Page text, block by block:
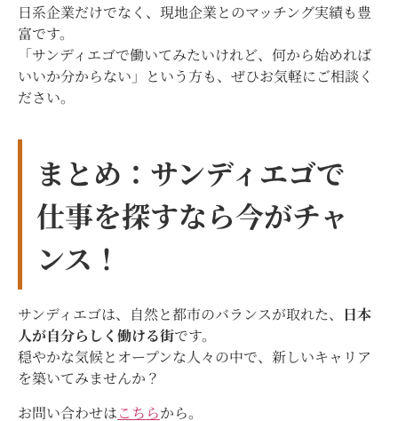
日系企業だけでなく、現地企業とのマッチング実績も豊
富です。
「サンディエゴで働いてみたいけれど、何から始めれば
いいか分からない」という方も、ぜひお気軽にご相談く
ださい。
まとめ：サンディエゴで
仕事を探すなら今がチャ
ンス！
サンディエゴは、自然と都市のバランスが取れた、
日本
人が自分らしく働ける街です。
穏やかな気候とオープンな人々の中で、新しいキャリア
を築いてみませんか？
お問い合わせはこちらから。